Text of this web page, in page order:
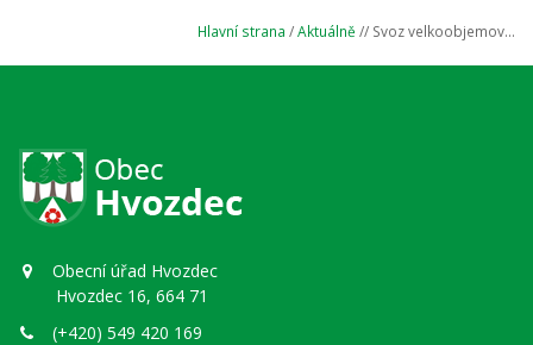
Hlavní strana /Aktuálně // Svoz velkoobjemov...
Obecní úřad Hvozdec
Hvozdec 16, 664 71
(+420) 549 420 169